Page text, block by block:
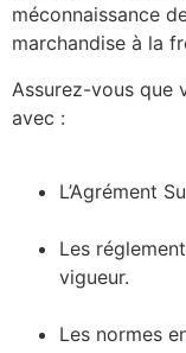
méconnaissance
marchandise à la
Assurez-vous que
avec :
L’Agrément
Les
vigueur.
Les normes